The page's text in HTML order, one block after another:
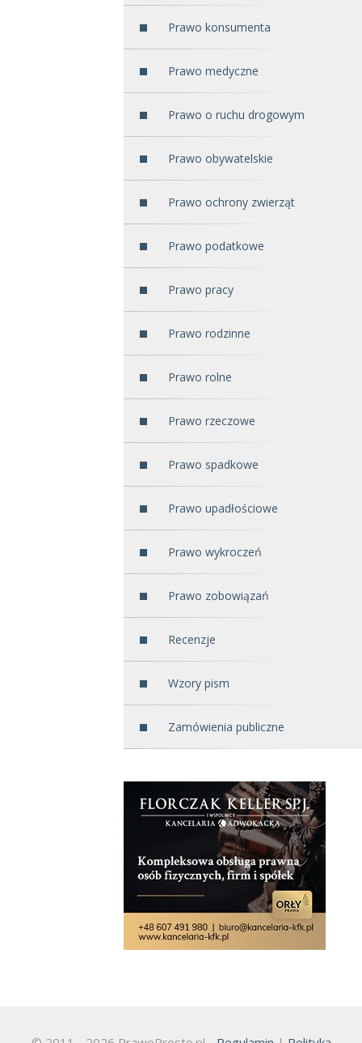
Prawo konsumenta
Prawo medyczne
Prawo o ruchu drogowym
Prawo obywatelskie
Prawo ochrony zwierząt
Prawo podatkowe
Prawo pracy
Prawo rodzinne
Prawo rolne
Prawo rzeczowe
Prawo spadkowe
Prawo upadłościowe
Prawo wykroczeń
Prawo zobowiązań
Recenzje
Wzory pism
Zamówienia publiczne